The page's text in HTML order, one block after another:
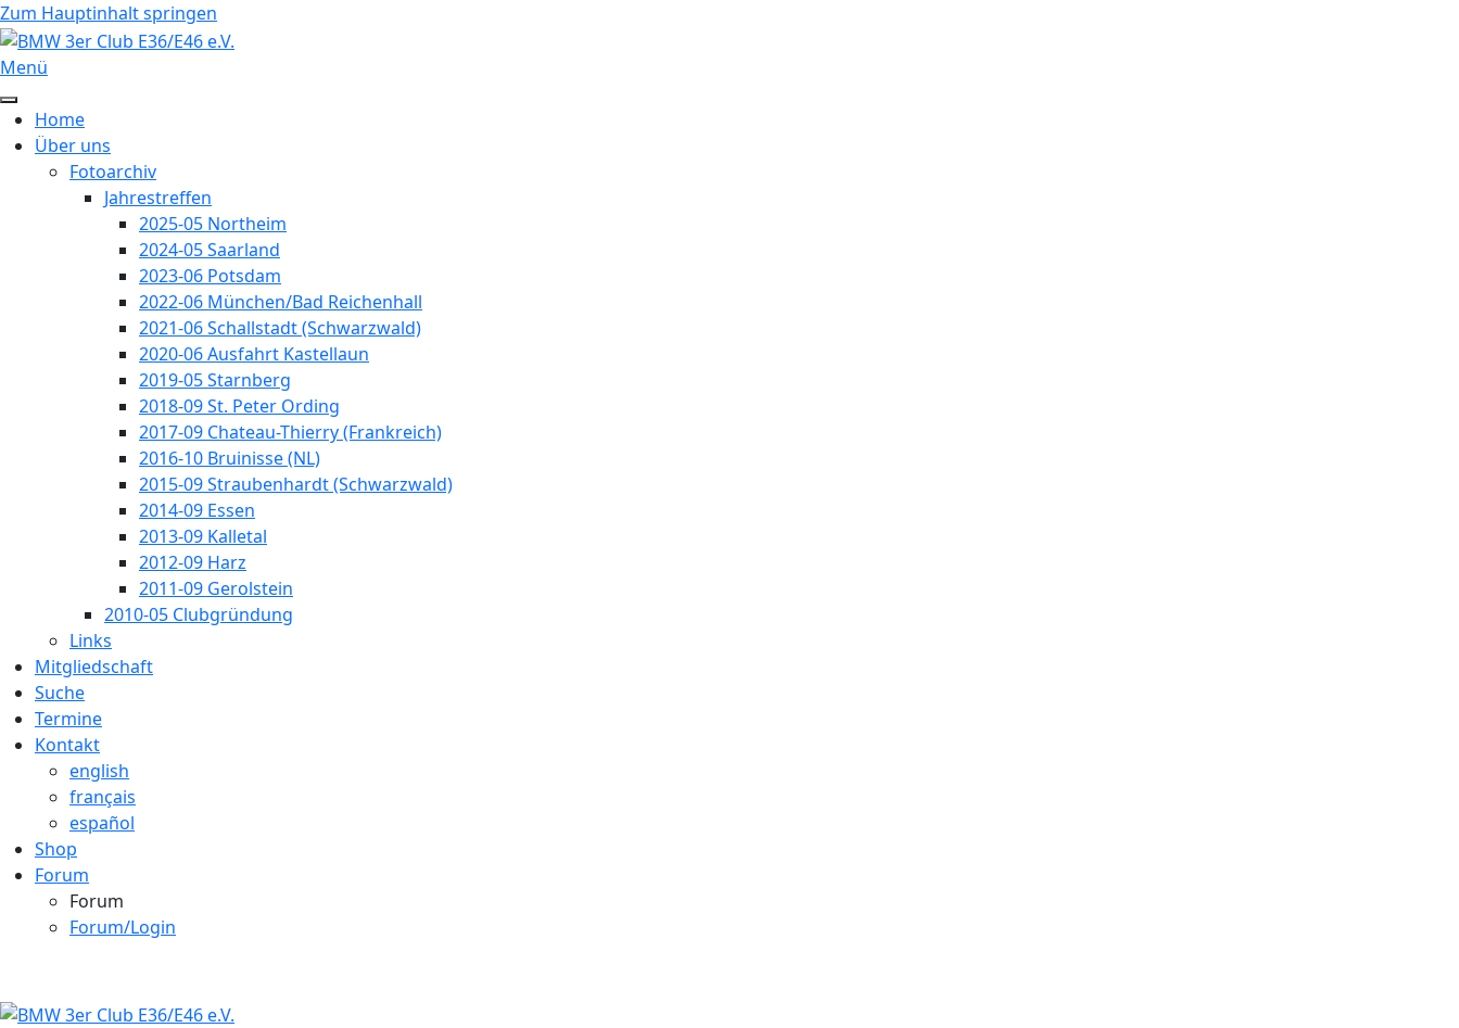
Zum Hauptinhalt springen
Menü
Home
Über uns
Fotoarchiv
Jahrestreffen
2025-05 Northeim
2024-05 Saarland
2023-06 Potsdam
2022-06 München/Bad Reichenhall
2021-06 Schallstadt (Schwarzwald)
2020-06 Ausfahrt Kastellaun
2019-05 Starnberg
2018-09 St. Peter Ording
2017-09 Chateau-Thierry (Frankreich)
2016-10 Bruinisse (NL)
2015-09 Straubenhardt (Schwarzwald)
2014-09 Essen
2013-09 Kalletal
2012-09 Harz
2011-09 Gerolstein
2010-05 Clubgründung
Links
Mitgliedschaft
Suche
Termine
Kontakt
english
français
español
Shop
Forum
Forum
Forum/Login
Jahr
Monat
Jahr
Monat